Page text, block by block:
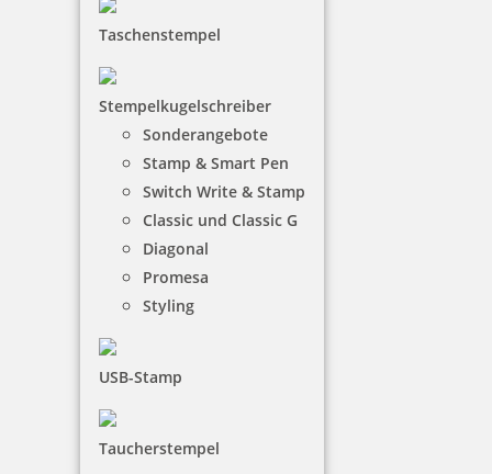
Taschenstempel
Stempelkugelschreiber
Sonderangebote
Stamp & Smart Pen
Switch Write & Stamp
Classic und Classic G
Diagonal
Promesa
Styling
USB-Stamp
Taucherstempel